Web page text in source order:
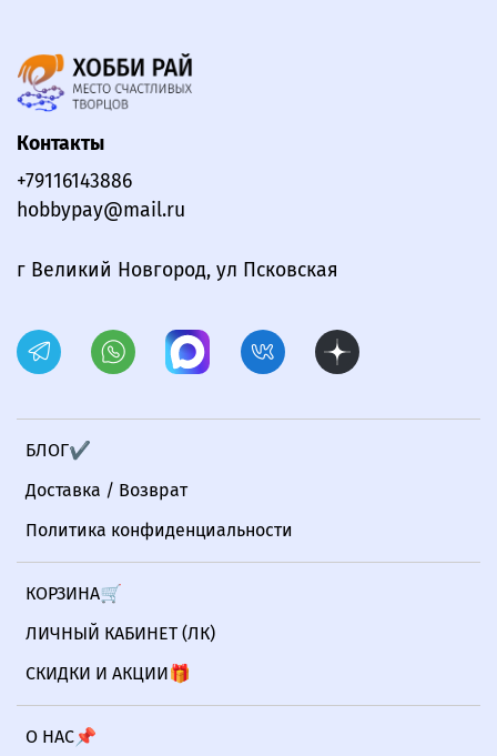
БЛОГ✔
Доставка / Возврат
Политика конфиденциальности
КОРЗИНА🛒
ЛИЧНЫЙ КАБИНЕТ (ЛК)
СКИДКИ И АКЦИИ🎁
О НАС📌
Контакты
+79116143886
hobbypay@mail.ru
г Великий Новгород, ул Псковская